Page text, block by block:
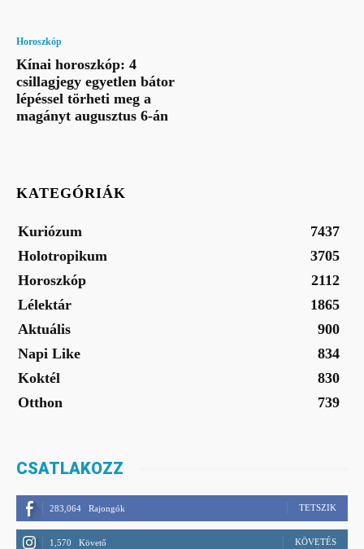
Horoszkóp
Kínai horoszkóp: 4
csillagjegy egyetlen bátor
lépéssel törheti meg a
magányt augusztus 6-án
KATEGÓRIÁK
Kuriózum
7437
Holotropikum
3705
Horoszkóp
2112
Lélektár
1865
Aktuális
900
Napi Like
834
Koktél
830
Otthon
739
CSATLAKOZZ
283,064 Rajongók TETSZIK
1,570 Követő KÖVETÉS